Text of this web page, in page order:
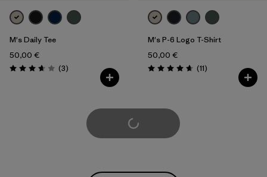
M's Daily Tee
50,00 €
Bewertung: 3.7 / 5
(3Rezensionen
)
M's P-6 Logo T-Shirt
50,00 €
Bewertung: 4.6 / 5
(11Rezensionen
)
weitere laden